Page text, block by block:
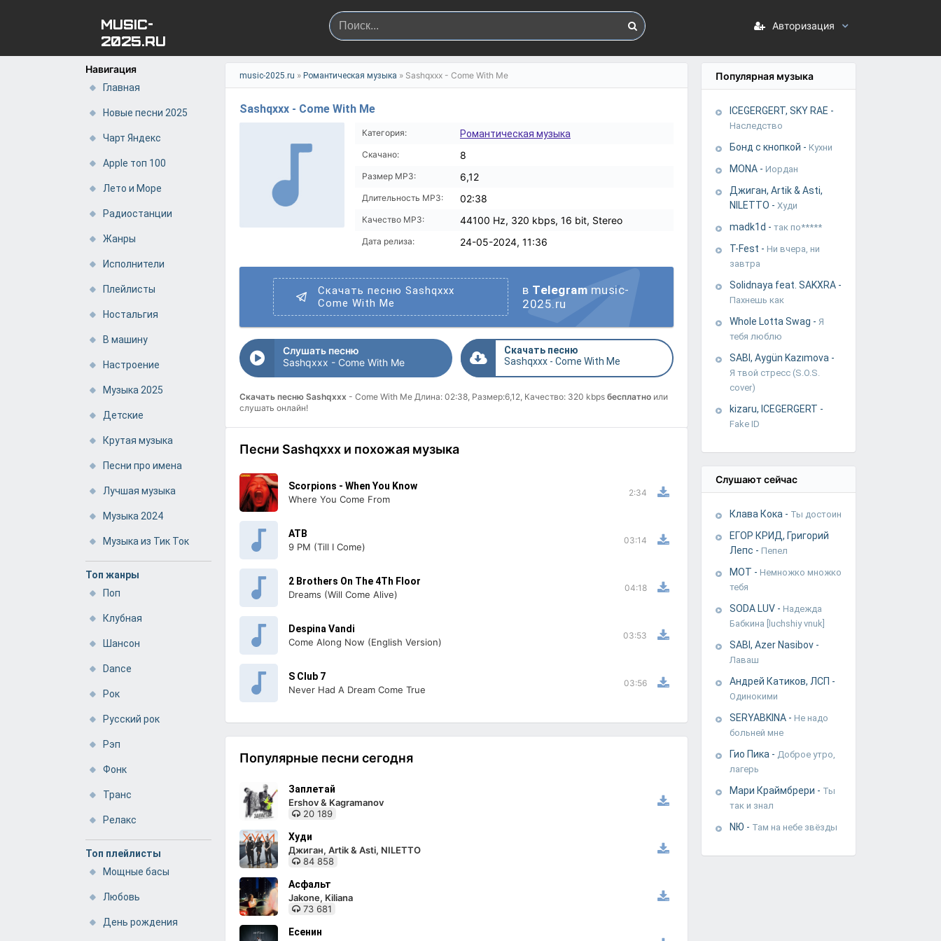
MUSIC-
2025.RU
Авторизация
Навигация
Главная
Новые песни 2025
Чарт Яндекс
Apple топ 100
Лето и Море
Радиостанции
Жанры
Исполнители
Плейлисты
Ностальгия
В машину
Настроение
Музыка 2025
Детские
Крутая музыка
Песни про имена
Лучшая музыка
Музыка 2024
Музыка из Тик Ток
Топ жанры
Поп
Клубная
Шансон
Dance
Рок
Русский рок
Рэп
Фонк
Транс
Релакс
Топ плейлисты
Мощные басы
Любовь
День рождения
music-2025.ru » Романтическая музыка » Sashqxxx - Come With Me
Sashqxxx - Come With Me
Категория: Романтическая музыка
Скачано: 8
Размер MP3: 6,12
Длительность MP3: 02:38
Качество MP3: 44100 Hz, 320 kbps, 16 bit, Stereo
Дата релиза: 24-05-2024, 11:36
Скачать песню Sashqxxx
Come With Me
в Telegram music-
2025.ru
Слушать песню
Sashqxxx - Come With Me
Скачать песню
Sashqxxx - Come With Me
Скачать песню Sashqxxx - Come With Me Длина: 02:38, Размер:6,12, Качество: 320 kbps бесплатно или
слушать онлайн!
Песни Sashqxxx и похожая музыка
Scorpions - When You Know
Where You Come From
2:34
ATB
9 PM (Till I Come)
03:14
2 Brothers On The 4Th Floor
Dreams (Will Come Alive)
04:18
Despina Vandi
Come Along Now (English Version)
03:53
S Club 7
Never Had A Dream Come True
03:56
Популярные песни сегодня
Заплетай
Ershov & Kagramanov
20 189
Худи
Джиган, Artik & Asti, NILETTO
84 858
Асфальт
Jakone, Kiliana
73 681
Есенин
Популярная музыка
ICEGERGERT, SKY RAE -
Наследство
Бонд с кнопкой - Кухни
MONA - Иордан
Джиган, Artik & Asti,
NILETTO - Худи
madk1d - так по*****
T-Fest - Ни вчера, ни
завтра
Solidnaya feat. SAKXRA -
Пахнешь как
Whole Lotta Swag - Я
тебя люблю
SABI, Aygün Kazımova -
Я твой стресс (S.O.S.
cover)
kizaru, ICEGERGERT -
Fake ID
Слушают сейчас
Клава Кока - Ты достоин
ЕГОР КРИД, Григорий
Лепс - Пепел
МОТ - Немножко множко
тебя
SODA LUV - Надежда
Бабкина [luchshiy vnuk]
SABI, Azer Nasibov -
Лаваш
Андрей Катиков, ЛСП -
Одинокими
SERYABKINA - Не надо
больней мне
Гио Пика - Доброе утро,
лагерь
Мари Краймбрери - Ты
так и знал
NЮ - Там на небе звёзды